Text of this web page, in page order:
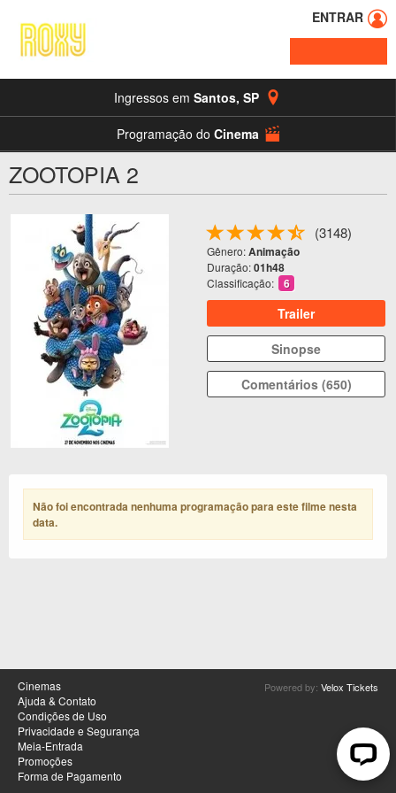
ENTRAR
Ingressos em Santos, SP
Programação do Cinema
ZOOTOPIA 2
(3148)
Gênero:Animação
Duração:01h48
Classificação: 6
Trailer
Sinopse
Comentários (650)
Não foi encontrada nenhuma programação para este filme nesta
data.
Cinemas
Ajuda & Contato
Condições de Uso
Privacidade e Segurança
Meia-Entrada
Promoções
Forma de Pagamento
Powered by: Velox Tickets